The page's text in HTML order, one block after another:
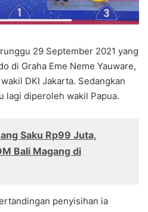
29 September 2021 yang
di Graha Eme Neme Yauware,
DKI Jakarta. Sedangkan
lagi diperoleh wakil Papua.
Saku Rp99 Juta,
Bali Magang di
penyisihan ia